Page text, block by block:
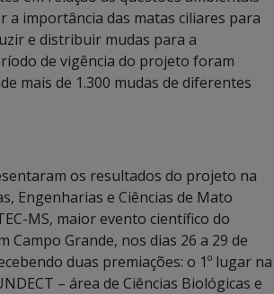
a importância das matas ciliares para
e distribuir mudas para a
de vigência do projeto foram
mais de 1.300 mudas de diferentes
os resultados do projeto na
Engenharias e Ciências de Mato
MS, maior evento científico do
Campo Grande, nos dias 26 a 29 de
duas premiações: o 1º lugar na
– área de Ciências Biológicas e